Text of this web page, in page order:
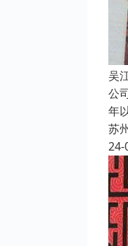
吴
公
年
苏
24-